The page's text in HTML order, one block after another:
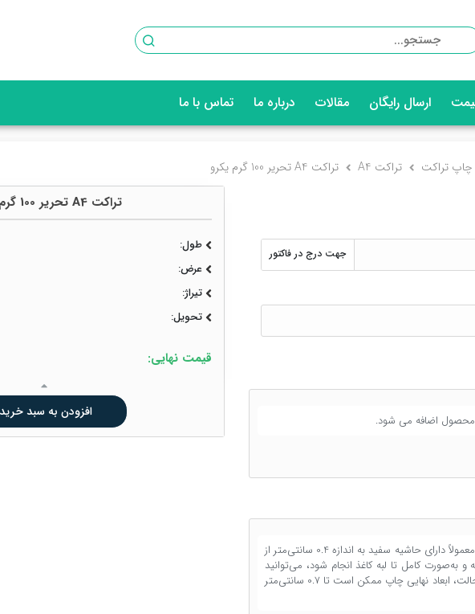
ارسال رایگان مقالات درباره ما تماس با ما
چاپ تراکت تراکت A4 تراکت A4 تحریر 100 گرم یکرو
جهت درج در فاکتور
با توجه به فرآیند چاپ دیجیتال، چاپ بر روی کاغذهای استاندارد معمولاً دارای حاشیه سفید به اندازه 0.4 سانتی‌متر از
کامل تا لبه کاغذ انجام شود، می‌توانید
گزینه برش دور کار را انتخاب کنید. توجه داشته باشید که در این حالت، ابعاد نهایی چاپ ممکن است تا 0.7 سانتی‌متر
تراکت A4 تحریر 100 گرم یکرو
طول:
عرض:
تیراژ:
تحویل:
قیمت نهایی: